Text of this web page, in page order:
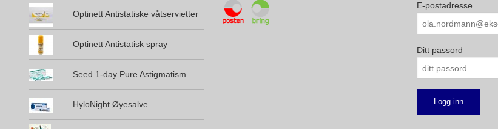
Optinett Antistatiske våtservietter
Optinett Antistatisk spray
Seed 1-day Pure Astigmatism
HyloNight Øyesalve
E-postadresse
Ditt passord